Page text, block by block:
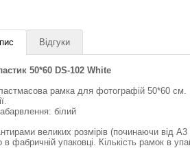
Відгуки
50*60 DS-102 White
рамка для фотографій 50*60 см.
білий
великих розмірів (починаючи від
в фабричній упаковці. Кількість рамок в